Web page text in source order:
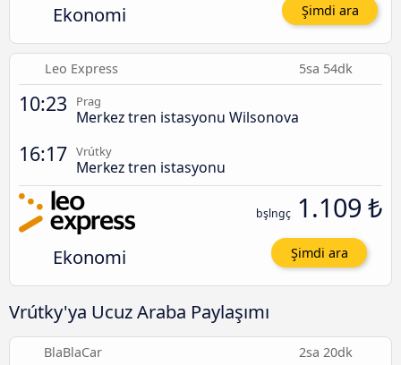
Ekonomi Şimdi ara
Leo Express 5sa 54dk
10:23 Prag
Merkez tren istasyonu Wilsonova
16:17 Vrútky
Merkez tren istasyonu
Ekonomi
bşlngç 1.109 ₺
Şimdi ara
Vrútky'ya Ucuz Araba Paylaşımı
BlaBlaCar 2sa 20dk